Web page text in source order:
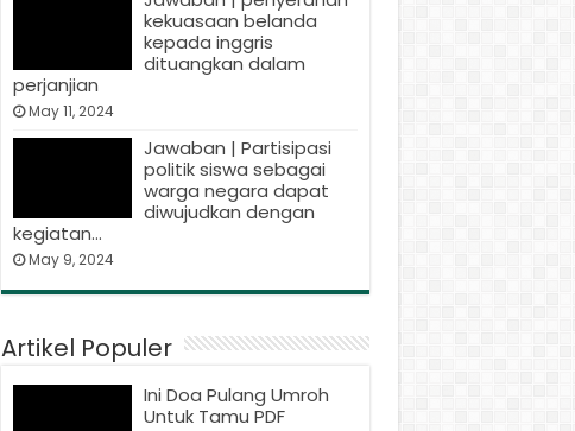
kekuasaan belanda
kepada inggris
dituangkan dalam
perjanjian
May 11, 2024
Jawaban | Partisipasi
politik siswa sebagai
warga negara dapat
diwujudkan dengan
kegiatan…
May 9, 2024
Artikel Populer
Ini Doa Pulang Umroh
Untuk Tamu PDF